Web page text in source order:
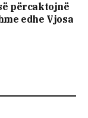
përcaktojnë
edhe Vjosa